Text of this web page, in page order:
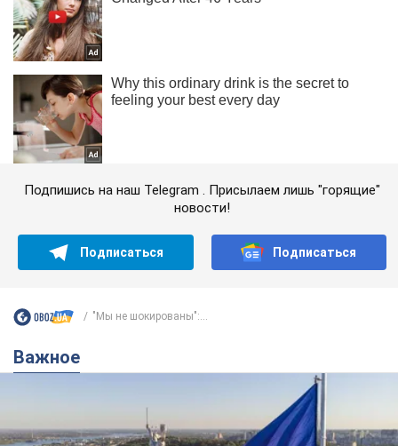
Подпишись на наш Telegram . Присылаем лишь "горящие"
новости!
Подписаться Подписаться
"Мы не шокированы":...
Важное